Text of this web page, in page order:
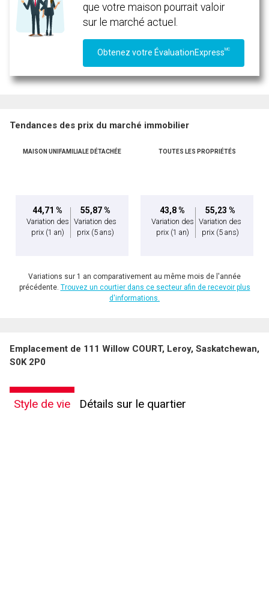
que votre maison pourrait valoir
sur le marché actuel.
Obtenez votre ÉvaluationExpressMC
Tendances des prix du marché immobilier
MAISON UNIFAMILIALE DÉTACHÉE
44,71 %
Variation des
prix (1 an)
55,87 %
Variation des
prix (5 ans)
TOUTES LES PROPRIÉTÉS
43,8 %
Variation des
prix (1 an)
55,23 %
Variation des
prix (5 ans)
Variations sur 1 an comparativement au même mois de l'année
précédente. Trouvez un courtier dans ce secteur afin de recevoir plus
d'informations.
Emplacement de 111 Willow COURT, Leroy, Saskatchewan,
S0K 2P0
Style de vie Détails sur le quartier